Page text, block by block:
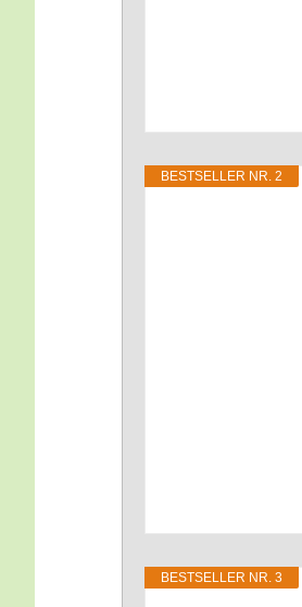
BEST­SEL­LER NR. 2
BEST­SEL­LER NR. 3